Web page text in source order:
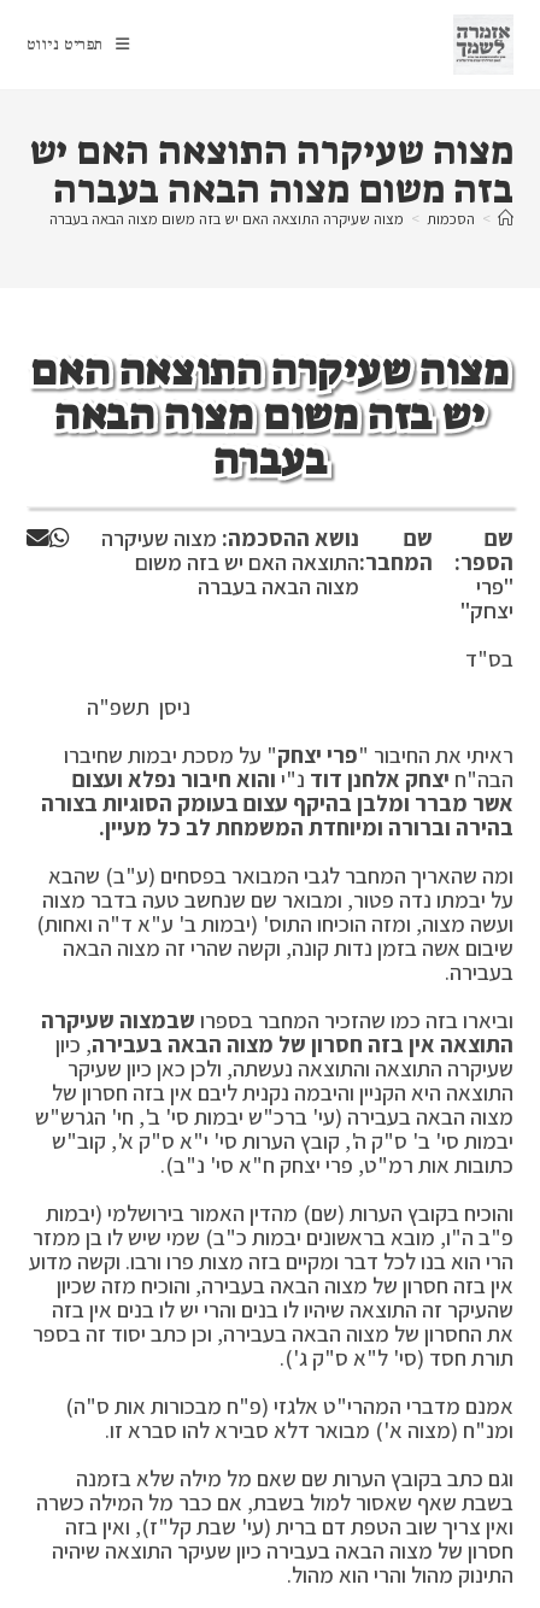
content
תפריט ניווט
מצוה שעיקרה התוצאה האם יש
בזה משום מצוה הבאה בעברה
> הסכמות > מצוה שעיקרה התוצאה האם יש בזה משום מצוה הבאה בעברה
מצוה שעיקרה התוצאה האם
יש בזה משום מצוה הבאה
בעברה
שם
הספר:
"פרי
יצחק"
שם
המחבר:
נושא ההסכמה: מצוה שעיקרה
התוצאה האם יש בזה משום
מצוה הבאה בעברה
בס"ד
ניסן תשפ"ה
ראיתי את החיבור "פרי יצחק" על מסכת יבמות שחיברו
הבה"ח יצחק אלחנן דוד נ"י והוא חיבור נפלא ועצום
אשר מברר ומלבן בהיקף עצום בעומק הסוגיות בצורה
בהירה וברורה ומיוחדת המשמחת לב כל מעיין.
ומה שהאריך המחבר לגבי המבואר בפסחים (ע"ב) שהבא
על יבמתו נדה פטור, ומבואר שם שנחשב טעה בדבר מצוה
ועשה מצוה, ומזה הוכיחו התוס' (יבמות ב' ע"א ד"ה ואחות)
שיבום אשה בזמן נדות קונה, וקשה שהרי זה מצוה הבאה
בעבירה.
וביארו בזה כמו שהזכיר המחבר בספרו שבמצוה שעיקרה
התוצאה אין בזה חסרון של מצוה הבאה בעבירה, כיון
שעיקרה התוצאה והתוצאה נעשתה, ולכן כאן כיון שעיקר
התוצאה היא הקניין והיבמה נקנית ליבם אין בזה חסרון של
מצוה הבאה בעבירה (עי' ברכ"ש יבמות סי' ב', חי' הגרש"ש
יבמות סי' ב' ס"ק ה', קובץ הערות סי' י"א ס"ק א', קוב"ש
כתובות אות רמ"ט, פרי יצחק ח"א סי' נ"ב).
והוכיח בקובץ הערות (שם) מהדין האמור בירושלמי (יבמות
פ"ב ה"ו, מובא בראשונים יבמות כ"ב) שמי שיש לו בן ממזר
הרי הוא בנו לכל דבר ומקיים בזה מצות פרו ורבו. וקשה מדוע
אין בזה חסרון של מצוה הבאה בעבירה, והוכיח מזה שכיון
שהעיקר זה התוצאה שיהיו לו בנים והרי יש לו בנים אין בזה
את החסרון של מצוה הבאה בעבירה, וכן כתב יסוד זה בספר
תורת חסד (סי' ל"א ס"ק ג').
אמנם מדברי המהרי"ט אלגזי (פ"ח מבכורות אות ס"ה)
ומנ"ח (מצוה א') מבואר דלא סבירא להו סברא זו.
וגם כתב בקובץ הערות שם שאם מל מילה שלא בזמנה
בשבת שאף שאסור למול בשבת, אם כבר מל המילה כשרה
ואין צריך שוב הטפת דם ברית (עי' שבת קל"ז), ואין בזה
חסרון של מצוה הבאה בעבירה כיון שעיקר התוצאה שיהיה
התינוק מהול והרי הוא מהול.